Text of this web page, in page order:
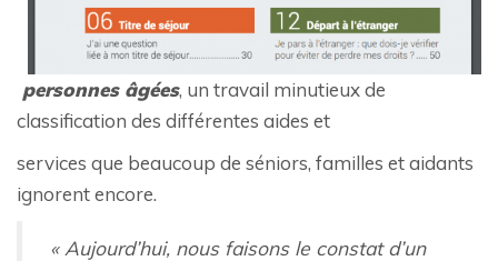
personnes âgées, un travail minutieux de
classification des différentes aides et
services que beaucoup de séniors, familles et aidants
ignorent encore.
« Aujourd’hui, nous faisons le constat d’un